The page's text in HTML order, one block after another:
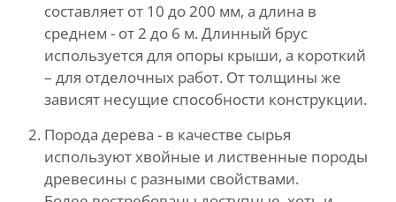
составляет от 10 до 200 мм, а длина в
среднем - от 2 до 6 м. Длинный брус
используется для опоры крыши, а короткий
– для отделочных работ. От толщины же
зависят несущие способности конструкции.
Порода дерева - в качестве сырья
используют хвойные и лиственные породы
древесины с разными свойствами.